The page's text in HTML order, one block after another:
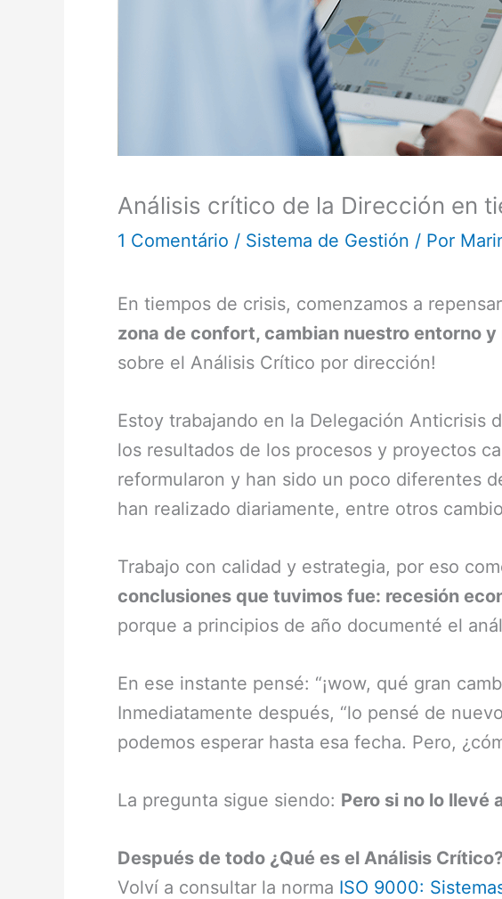
Análisis crítico de la Dirección en
1 Comentário / Sistema de Gestión / Por
En tiempos de crisis, comenzamos a
zona de confort, cambian nuestro entorno
sobre el Análisis Crítico por dirección!
Estoy trabajando en la Delegación Anticrisis
los resultados de los procesos y proyectos
reformularon y han sido un poco diferentes
han realizado diariamente, entre otros
Trabajo con calidad y estrategia, por eso
conclusiones que tuvimos fue: recesión
porque a principios de año documenté el
En ese instante pensé: “¡wow, qué gran
Inmediatamente después, “lo pensé de
podemos esperar hasta esa fecha. Pero,
La pregunta sigue siendo: Pero si no lo llevé
Después de todo ¿Qué es el Análisis
Volví a consultar la norma ISO 9000: